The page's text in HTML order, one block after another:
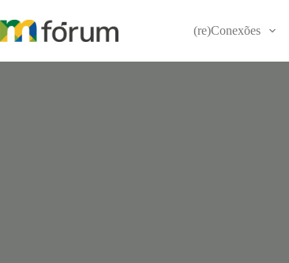
para
o
(re)Conexões